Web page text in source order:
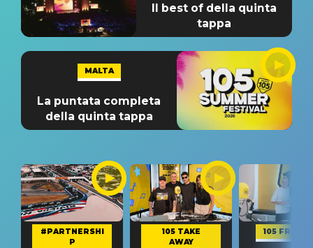
Il best of della quinta
tappa
MALTA
La puntata completa
della quinta tappa
#PARTNERSHI
P
105 TAKE
AWAY
105